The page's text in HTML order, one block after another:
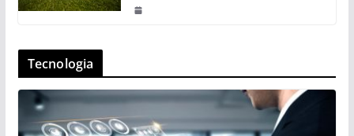
Tecnologia